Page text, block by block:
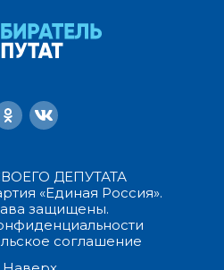
ДЕПУТАТА
«Единая Россия».
защищены.
соглашение